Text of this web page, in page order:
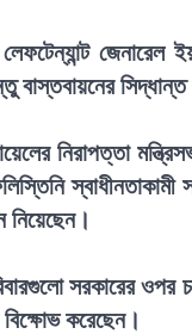
লেফটেন্যান্ট
নিরাপত্তা
নিয়েছেন।
সরকারের ওপর
বিক্ষোভ করেছেন।